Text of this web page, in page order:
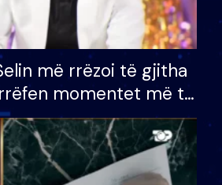
më rrëzoi të gjitha
momentet më të
e BB VIP: Do më
e mëngjesit kur…